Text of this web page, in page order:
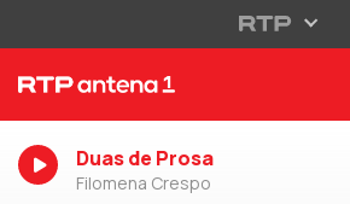
Duas de Prosa
Filomena Crespo